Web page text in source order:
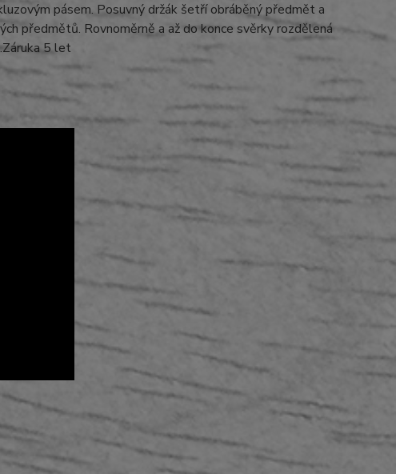
pásem. Posuvný držák šetří obráběný předmět a
předmětů. Rovnoměrně a až do konce svěrky rozdělená
5 let